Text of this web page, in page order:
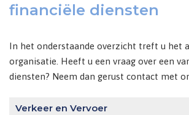
financiële diensten
In het onderstaande overzicht treft u het
organisatie. Heeft u een vraag over een
diensten? Neem dan gerust contact met
Verkeer en Vervoer